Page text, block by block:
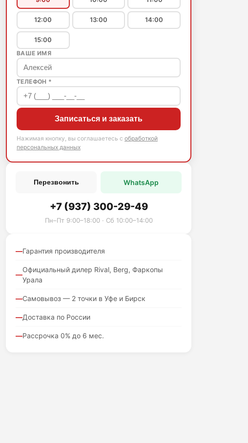
12:00 13:00 14:00
15:00
ВАШЕ ИМЯ
ТЕЛЕФОН *
Записаться и заказать
Нажимая кнопку, вы соглашаетесь с обработкой
персональных данных
Перезвонить WhatsApp
+7 (937) 300-29-49
Пн–Пт 9:00–18:00 · Сб 10:00–14:00
Гарантия производителя
Официальный дилер Rival, Berg, Фаркопы
Урала
Самовывоз — 2 точки в Уфе и Бирск
Доставка по России
Рассрочка 0% до 6 мес.